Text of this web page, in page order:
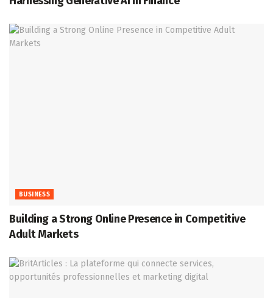
BUSINESS
Building a Strong Online Presence in Competitive
Adult Markets